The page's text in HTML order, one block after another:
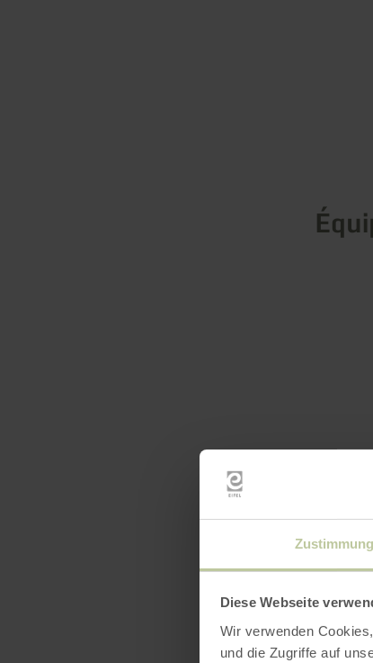
Zustimmung
Diese Webseite
Wir verwenden
und die Zugriffe auf